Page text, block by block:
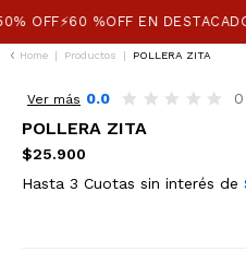
OFF⚡60 %OFF EN
Home | Productos | POLLERA ZITA
Ver más 0.0
POLLERA ZITA
$25.900
Hasta 3 Cuotas sin interés de